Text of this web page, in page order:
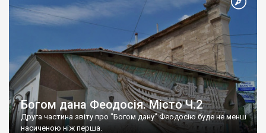
Богом дана Феодосія. Місто Ч.2
Друга частина звіту про "Богом дану" Феодосію буде не менш
насиченою ніж перша.